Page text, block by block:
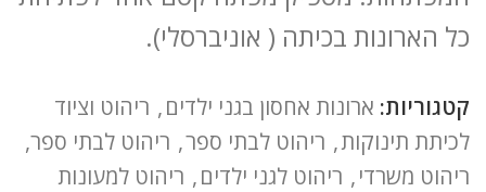
כל הארונות בכיתה ( אוניברסלי).
קטגוריות: ארונות אחסון בגני ילדים, ריהוט וציוד
לכיתת תינוקות, ריהוט לבתי ספר, ריהוט לבתי ספר,
ריהוט משרדי, ריהוט לגני ילדים, ריהוט למעונות